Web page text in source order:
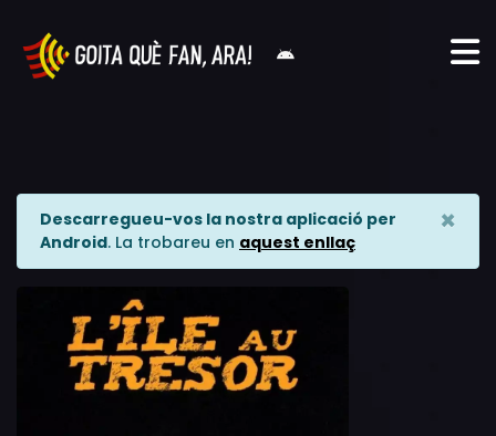
Descarregueu-vos la nostra aplicació per
Android. La trobareu en aquest enllaç
×